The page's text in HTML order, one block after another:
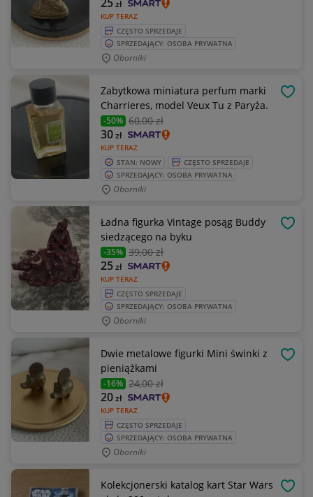
KUP TERAZ
zł
CZĘSTO SPRZEDAJE
SPRZEDAJĄCY: OSOBA PRYWATNA
Oborniki
Zabytkowa miniatura perfum marki
Charrieres, model Veux Tu z Paryża.
-50% 60,00 zł
KUP TERAZ
30zł
STAN: NOWY
CZĘSTO SPRZEDAJE
SPRZEDAJĄCY: OSOBA PRYWATNA
Oborniki
Ładna figurka Vintage posąg Buddy
siedzącego na byku
-35% 39,00 zł
KUP TERAZ
25zł
CZĘSTO SPRZEDAJE
SPRZEDAJĄCY: OSOBA PRYWATNA
Oborniki
Dwie metalowe figurki Mini świnki z
pieniążkami
-16% 24,00 zł
KUP TERAZ
20zł
CZĘSTO SPRZEDAJE
SPRZEDAJĄCY: OSOBA PRYWATNA
Oborniki
Kolekcjonerski katalog kart Star Wars